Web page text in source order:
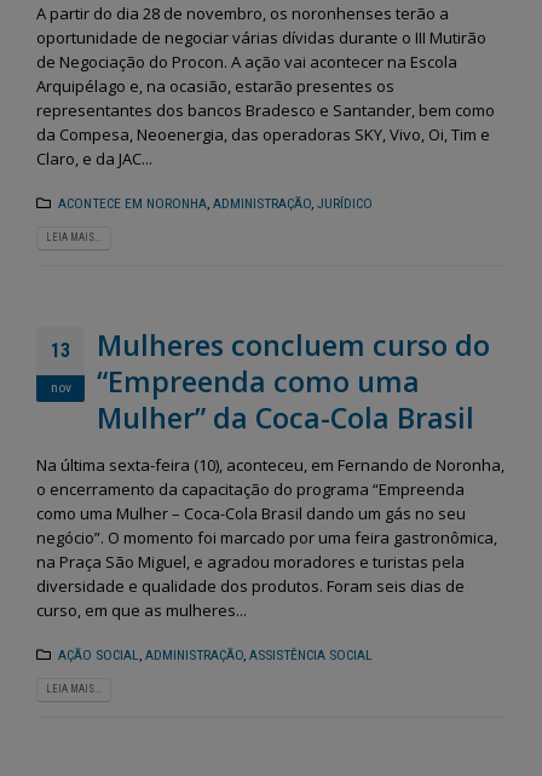
A partir do dia 28 de novembro, os noronhenses terão a
oportunidade de negociar várias dívidas durante o III Mutirão
de Negociação do Procon. A ação vai acontecer na Escola
Arquipélago e, na ocasião, estarão presentes os
representantes dos bancos Bradesco e Santander, bem como
da Compesa, Neoenergia, das operadoras SKY, Vivo, Oi, Tim e
Claro, e da JAC...
ACONTECE EM NORONHA, ADMINISTRAÇÃO, JURÍDICO
LEIA MAIS...
13
nov
Mulheres concluem curso do
“Empreenda como uma
Mulher” da Coca-Cola Brasil
Na última sexta-feira (10), aconteceu, em Fernando de Noronha,
o encerramento da capacitação do programa “Empreenda
como uma Mulher – Coca-Cola Brasil dando um gás no seu
negócio”. O momento foi marcado por uma feira gastronômica,
na Praça São Miguel, e agradou moradores e turistas pela
diversidade e qualidade dos produtos. Foram seis dias de
curso, em que as mulheres...
AÇÃO SOCIAL, ADMINISTRAÇÃO, ASSISTÊNCIA SOCIAL
LEIA MAIS...
Fernando de Noronha vai
“Noronha na Palma da
para o recadastramento dos
moradores
Noronha terá Arena da
Copa para transmissão dos
jogos do Brasil
12 de junho de 2026
celebra tradições juninas
com programação especial
para toda a comunidade e turistas
12 de junho de 2026
realiza II Festival
Cultural e Artístico
foco em literatura, arte e
sustentabilidade
26 de maio de 2026
Fernando de Noronha
ganha Núcleo de
Ofícios para
cultura local
25 de maio de 2026